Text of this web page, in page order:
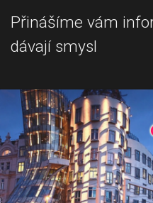
Přinášíme vám
dávají smysl